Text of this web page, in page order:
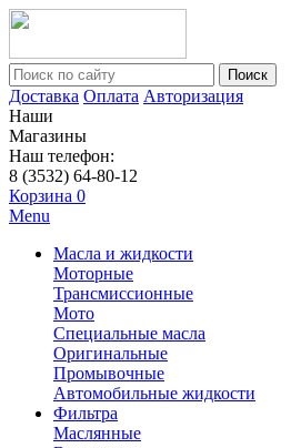
Поиск
Доставка Оплата Авторизация
Наши
Магазины
Наш телефон:
8 (3532) 64-80-12
Корзина 0
Menu
Масла и жидкости
Моторные
Трансмиссионные
Мото
Специальные масла
Оригинальные
Промывочные
Автомобильные жидкости
Фильтра
Маслянные